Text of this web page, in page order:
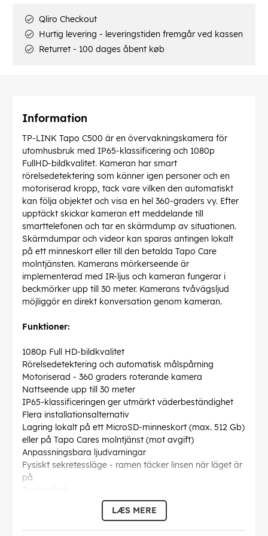
Qliro Checkout
Hurtig levering - leveringstiden fremgår ved kassen
Returret - 100 dages åbent køb
Information
TP-LINK Tapo C500 är en övervakningskamera för
utomhusbruk med IP65-klassificering och 1080p
FullHD-bildkvalitet. Kameran har smart
rörelsedetektering som känner igen personer och en
motoriserad kropp, tack vare vilken den automatiskt
kan följa objektet och visa en hel 360-graders vy. Efter
upptäckt skickar kameran ett meddelande till
smarttelefonen och tar en skärmdump av situationen.
Skärmdumpar och videor kan sparas antingen lokalt
på ett minneskort eller till den betalda Tapo Care
molntjänsten. Kamerans mörkerseende är
implementerad med IR-ljus och kameran fungerar i
beckmörker upp till 30 meter. Kamerans tvåvägsljud
möjliggör en direkt konversation genom kameran.
Funktioner:
1080p Full HD-bildkvalitet
Rörelsedetektering och automatisk målspårning
Motoriserad - 360 graders roterande kamera
Nattseende upp till 30 meter
IP65-klassificeringen ger utmärkt väderbeständighet
Flera installationsalternativ
Lagring lokalt på ett MicroSD-minneskort (max. 512 Gb)
eller på Tapo Cares molntjänst (mot avgift)
Anpassningsbara ljudvarningar
Fysiskt sekretessläge - ramen täcker linsen när läget är
på
2-vägs ljud
Google Assistant och Amazon Alexa-kompatibel
LÆS MERE